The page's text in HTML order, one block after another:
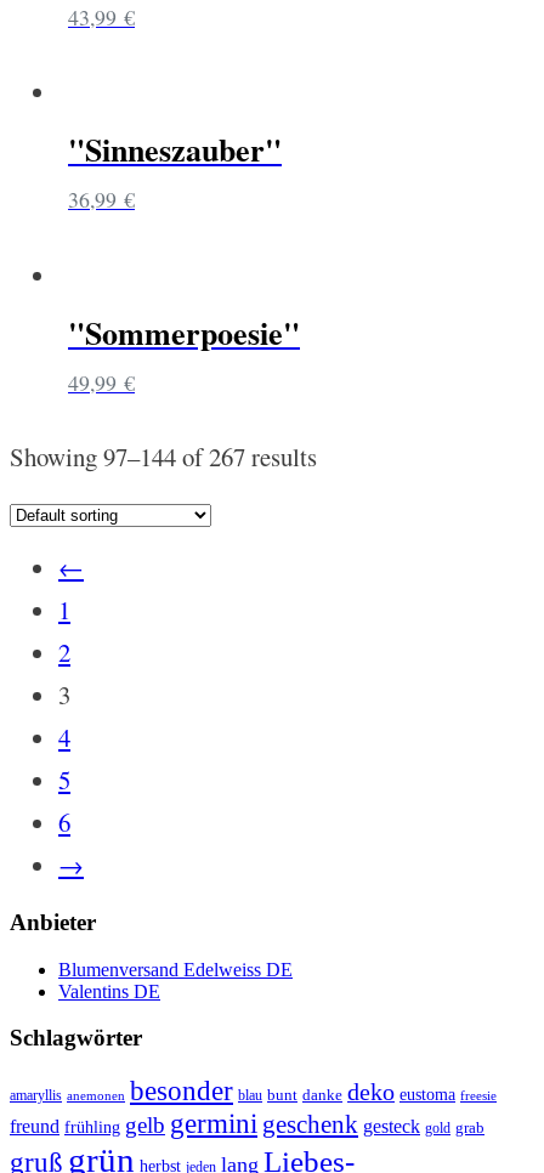
43,99 €
"Sinneszauber"
36,99 €
"Sommerpoesie"
49,99 €
Showing 97–144 of 267 results
←
1
2
3
4
5
6
→
Anbieter
Blumenversand Edelweiss DE
Valentins DE
Schlagwörter
amaryllis anemonen besonder blau bunt danke deko eustoma freesie
freund frühling gelb germini geschenk gesteck gold grab
gruß grün herbst jeden lang Liebes-